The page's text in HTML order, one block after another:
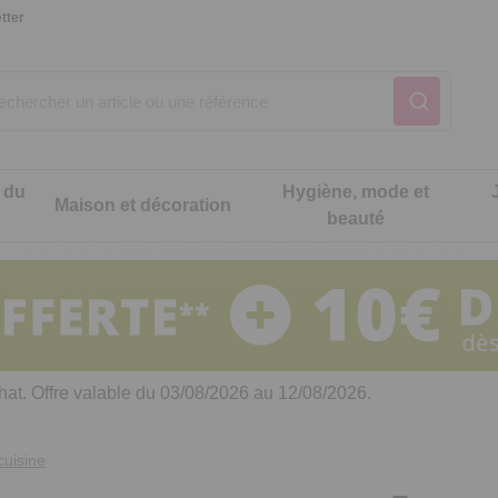
cuisine
de cuisine malins
Notre produit du
Notre produit du
Maison et décoration
Notre produit du
Hygiène, mode et
beauté
intimité
Notre produit du
Notre produit du
Notre produit du
Offre valable du 03/08/2026 au 12/08/2026.